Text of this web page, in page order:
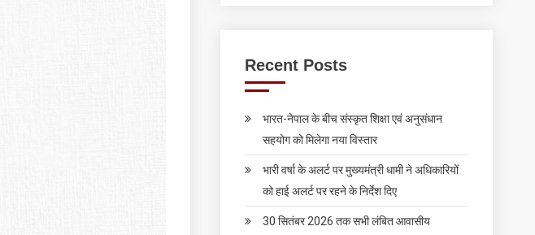
Recent Posts
भारत-नेपाल के बीच संस्कृत शिक्षा एवं अनुसंधान
सहयोग को मिलेगा नया विस्तार
भारी वर्षा के अलर्ट पर मुख्यमंत्री धामी ने अधिकारियों
को हाई अलर्ट पर रहने के निर्देश दिए
30 सितंबर 2026 तक सभी लंबित आवासीय